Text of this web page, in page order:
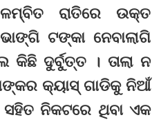
ରାତିରେ ଉକ୍ତ
ଟଙ୍କା ନେବାଲାଗି
ଦୁର୍ବୁତ୍ତ । ତାଲା ନ
କ୍ୟାସ୍ ଗାଡିକୁ ନିଆଁ
ନିକଟରେ ଥିବା ଏକ